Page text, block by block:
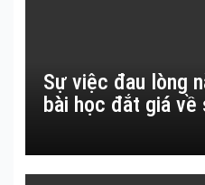
Sự việc đau lòng
bài học đắt giá